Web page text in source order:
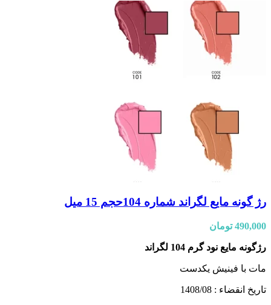
رژ گونه مایع لگراند شماره 104حجم 15 میل
490,000 تومان
رژگونه مایع نود گرم 104 لگراند
مات با فینیش یکدست
تاریخ انقضاء : 1408/08